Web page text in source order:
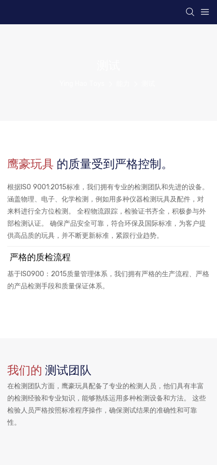
鹰豪玩具 的质量受到严格控制。
根据ISO 9001:2015标准，我们拥有专业的检测团队和先进的设备。
涵盖物理、电子、化学检测，例如用多种仪器检测玩具及配件，对
来料进行全方位检测。 全程物流跟踪，检验证书齐全，积极参与外
部检测认证。 确保产品安全可靠，符合环保及国际标准，为客户提
供高品质的玩具，并不断更新标准，紧跟行业趋势。
严格的质检流程
基于ISO900：2015质量管理体系，我们拥有严格的生产流程、严格
的产品检测手段和质量保证体系。
我们的 测试团队
在检测团队方面，鹰豪玩具配备了专业的检测人员，他们具有丰富
的检测经验和专业知识，能够熟练运用多种检测设备和方法。 这些
检验人员严格按照标准程序操作，确保测试结果的准确性和可靠
性。